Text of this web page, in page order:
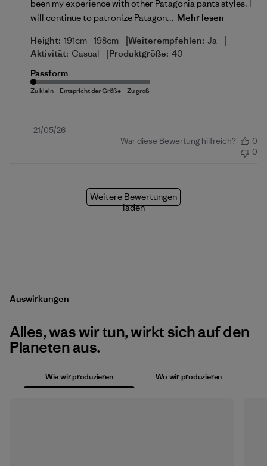
been my experience with other Patagonia pants styles. I
will continue to patronize Patagon... Mehr lesen
Height: 191cm - 198cm |Weiterempfehlen: Ja |
Aktivität: Casual |Produktgröße: 40
Passform
Veröffentlichungsdatum
21/05/26
War diese Bewertung hilfreich?
0
0
Weitere Bewertungen
laden
Auswirkungen
Alles, was wir tun, wirkt sich auf den
Planeten aus.
Wie wir produzieren Wo wir produzieren